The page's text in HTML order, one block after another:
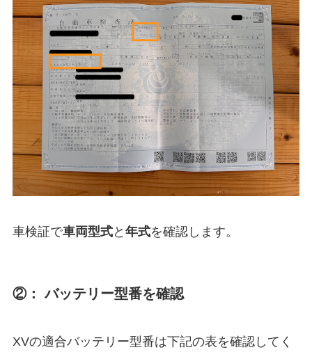
車検証で車両型式と 年式を確認します。
②： バッテリー型番を確認
XVの適合バッテリー型番は下記の表を確認してく